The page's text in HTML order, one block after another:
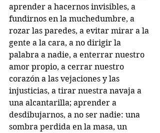
aprender a hacernos invisibles, a
fundirnos en la muchedumbre, a
rozar las paredes, a evitar mirar a la
gente a la cara, a no dirigir la
palabra a nadie, a enterrar nuestro
amor propio, a cerrar nuestro
corazón a las vejaciones y las
injusticias, a tirar nuestra navaja a
una alcantarilla; aprender a
desdibujarnos, a no ser nadie: una
sombra perdida en la masa, un